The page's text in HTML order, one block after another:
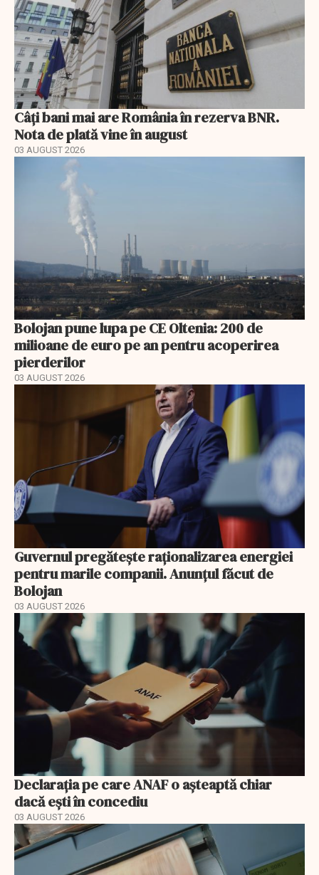
Câți bani mai are România în rezerva BNR.
Nota de plată vine în august
03 AUGUST 2026
Bolojan pune lupa pe CE Oltenia: 200 de
milioane de euro pe an pentru acoperirea
pierderilor
03 AUGUST 2026
Guvernul pregătește raționalizarea energiei
pentru marile companii. Anunțul făcut de
Bolojan
03 AUGUST 2026
Declarația pe care ANAF o așteaptă chiar
dacă ești în concediu
03 AUGUST 2026